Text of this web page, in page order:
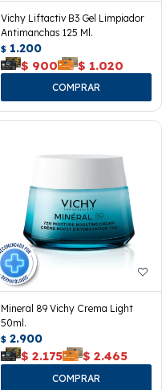
Vichy Liftactiv B3 Gel Limpiador
Antimanchas 125 Ml.
$ 1.200
$ 900 $ 1.020
Mineral 89 Vichy Crema Light
50ml.
$ 2.900
$ 2.175 $ 2.465